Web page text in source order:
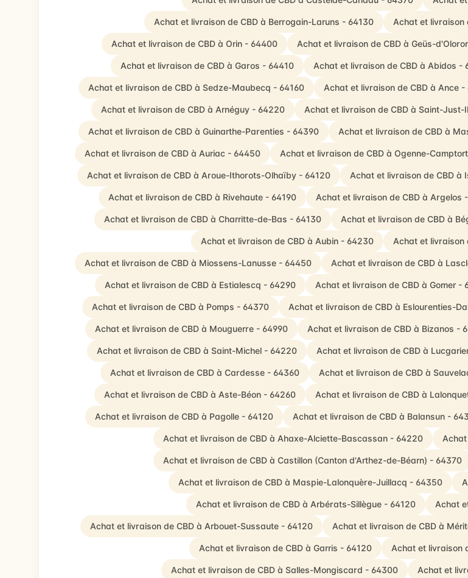
Achat et livraison de CBD à Berrogain-Laruns - 64130 Achat et livraison
Achat et livraison de CBD à Orin - 64400 Achat et livraison de CBD à Geüs-
Achat et livraison de CBD à Garos - 64410 Achat et livraison de CBD à Abidos -
Achat et livraison de CBD à Sedze-Maubecq - 64160 Achat et livraison de CBD à Ance -
Achat et livraison de CBD à Arnéguy - 64220 Achat et livraison de CBD à Saint-
Achat et livraison de CBD à Guinarthe-Parenties - 64390 Achat et livraison de CBD à
Achat et livraison de CBD à Auriac - 64450 Achat et livraison de CBD à Ogenne-
Achat et livraison de CBD à Aroue-Ithorots-Olhaïby - 64120 Achat et livraison de CBD à
Achat et livraison de CBD à Rivehaute - 64190 Achat et livraison de CBD à Argelos
Achat et livraison de CBD à Charritte-de-Bas - 64130 Achat et livraison de CBD à
Achat et livraison de CBD à Aubin - 64230 Achat et livraison
Achat et livraison de CBD à Miossens-Lanusse - 64450 Achat et livraison de CBD à
Achat et livraison de CBD à Estialescq - 64290 Achat et livraison de CBD à Gomer -
Achat et livraison de CBD à Pomps - 64370 Achat et livraison de CBD à Eslourenties-
Achat et livraison de CBD à Mouguerre - 64990 Achat et livraison de CBD à Bizanos -
Achat et livraison de CBD à Saint-Michel - 64220 Achat et livraison de CBD à
Achat et livraison de CBD à Cardesse - 64360 Achat et livraison de CBD à
Achat et livraison de CBD à Aste-Béon - 64260 Achat et livraison de CBD à
Achat et livraison de CBD à Pagolle - 64120 Achat et livraison de CBD à Balansun -
Achat et livraison de CBD à Ahaxe-Alciette-Bascassan - 64220
Achat et livraison de CBD à Castillon (Canton d'Arthez-de-Béarn) - 64370
Achat et livraison de CBD à Maspie-Lalonquère-Juillacq - 64350
Achat et livraison de CBD à Arbérats-Sillègue - 64120 Achat
Achat et livraison de CBD à Arbouet-Sussaute - 64120 Achat et livraison de CBD à
Achat et livraison de CBD à Garris - 64120 Achat et livraison
Achat et livraison de CBD à Salles-Mongiscard - 64300 Achat et